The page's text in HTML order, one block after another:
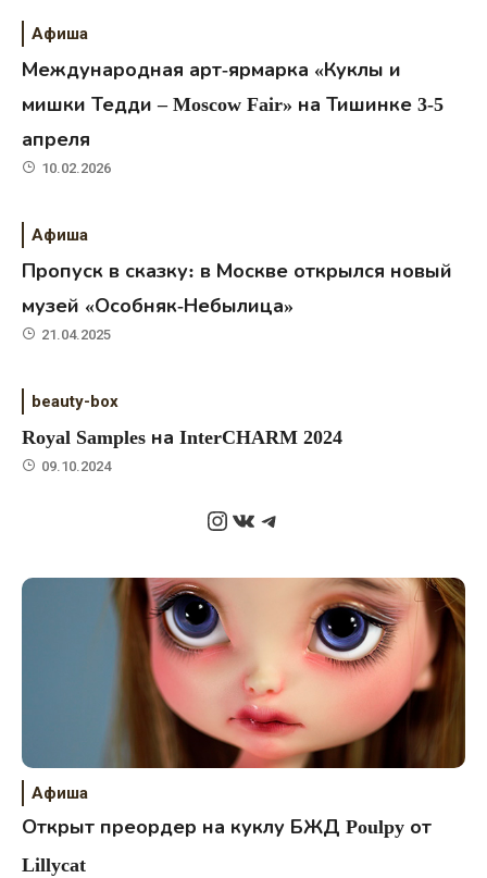
Афиша
Международная арт-ярмарка «Куклы и
мишки Тедди – Moscow Fair» на Тишинке 3-5
апреля
10.02.2026
Афиша
Пропуск в сказку: в Москве открылся новый
музей «Особняк-Небылица»
21.04.2025
beauty-box
Royal Samples на InterCHARM 2024
09.10.2024
Instagram
ВКонтакте
Telegram
Афиша
Открыт преордер на куклу БЖД Poulpy от
Lillycat